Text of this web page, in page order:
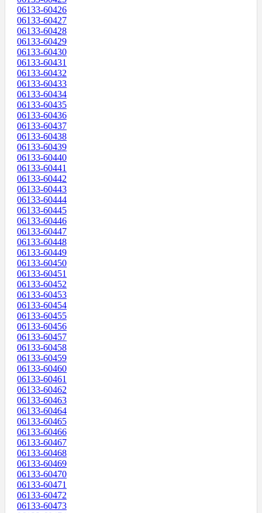
06133-60426
06133-60427
06133-60428
06133-60429
06133-60430
06133-60431
06133-60432
06133-60433
06133-60434
06133-60435
06133-60436
06133-60437
06133-60438
06133-60439
06133-60440
06133-60441
06133-60442
06133-60443
06133-60444
06133-60445
06133-60446
06133-60447
06133-60448
06133-60449
06133-60450
06133-60451
06133-60452
06133-60453
06133-60454
06133-60455
06133-60456
06133-60457
06133-60458
06133-60459
06133-60460
06133-60461
06133-60462
06133-60463
06133-60464
06133-60465
06133-60466
06133-60467
06133-60468
06133-60469
06133-60470
06133-60471
06133-60472
06133-60473